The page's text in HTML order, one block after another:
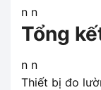
n n
Tổng
n n
Thiết bị đo